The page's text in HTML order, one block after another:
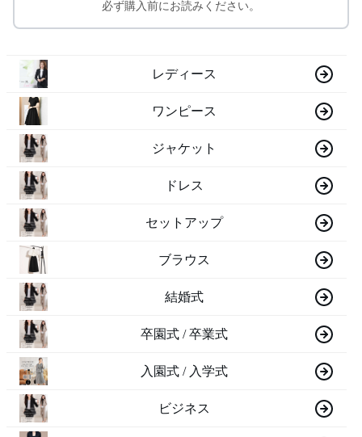
必ず購入前にお読みください。
レディース
ワンピース
ジャケット
ドレス
セットアップ
ブラウス
結婚式
卒園式 / 卒業式
入園式 / 入学式
ビジネス